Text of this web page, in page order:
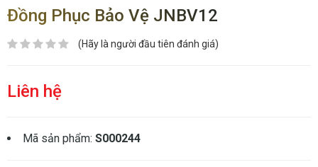
Đồng Phục Bảo Vệ JNBV12
(Hãy là người đầu tiên đánh giá)
Liên hệ
Mã sản phẩm: S000244